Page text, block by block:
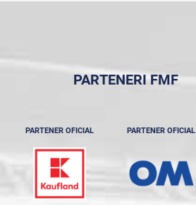
PARTENERI FMF
PARTENER OFICIAL PARTENER OFICIAL